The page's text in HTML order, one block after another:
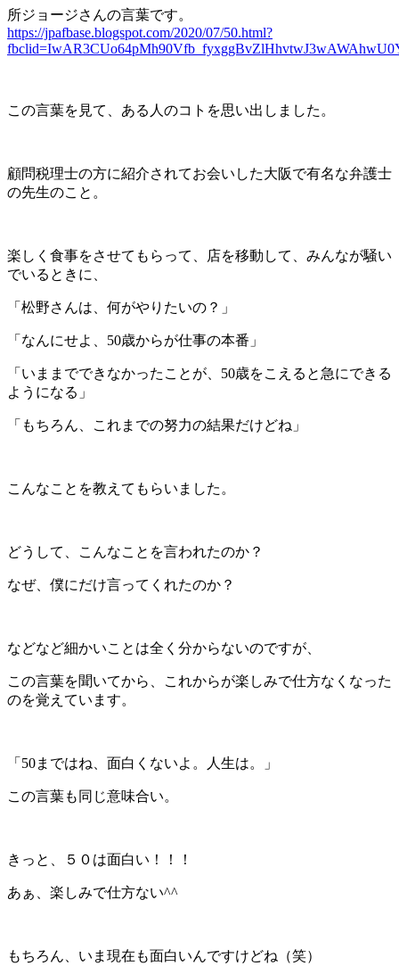
所ジョージさんの言葉です。
https://jpafbase.blogspot.com/2020/07/50.html?
この言葉を見て、ある人のコトを思い出しました。
顧問税理士の方に紹介されてお会いした大阪で有名な弁護士
の先生のこと。
楽しく食事をさせてもらって、店を移動して、みんなが騒い
でいるときに、
「松野さんは、何がやりたいの？」
「なんにせよ、50歳からが仕事の本番」
「いままでできなかったことが、50歳をこえると急にできる
ようになる」
「もちろん、これまでの努力の結果だけどね」
こんなことを教えてもらいました。
どうして、こんなことを言われたのか？
なぜ、僕にだけ言ってくれたのか？
などなど細かいことは全く分からないのですが、
この言葉を聞いてから、これからが楽しみで仕方なくなった
のを覚えています。
「50まではね、面白くないよ。人生は。」
この言葉も同じ意味合い。
きっと、５０は面白い！！！
あぁ、楽しみで仕方ない^^
もちろん、いま現在も面白いんですけどね（笑）